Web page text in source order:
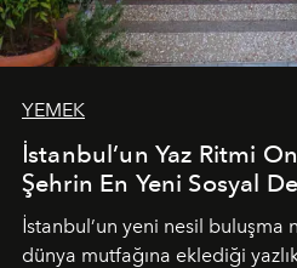
YEMEK
İstanbul’un Yaz Ritmi
Şehrin En Yeni Sosyal
İstanbul’un yeni nesil buluşma
dünya mutfağına eklediği